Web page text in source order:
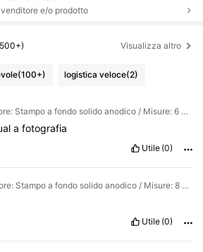
e/o prodotto
Visualizza altro
(100+) logistica veloce(2)
Colore: Stampo a fondo solido anodico / Misure: 6 pollici
a fotografia
Utile (0)
Colore: Stampo a fondo solido anodico / Misure: 8 pollici
Utile (0)